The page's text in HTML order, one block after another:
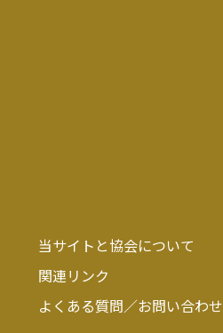
当サイトと協会について
関連リンク
よくある質問／お問い合わせ